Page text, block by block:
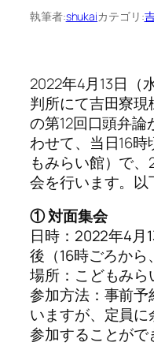
執筆者:shukaiカテゴリ:
2022年4月13日（
判所にて吉田寮
の第12回口頭弁
わせて、当日16
もみらい館）で
会を行います。以
① 対面集会
日時：2022年4月
後（16時ごろから
場所：こどもみら
参加方法：事前
いますが、定員
参加することがで